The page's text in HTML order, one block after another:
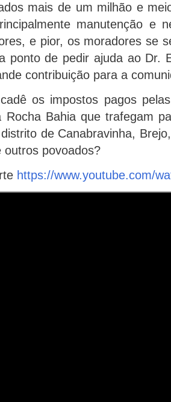
mais de um milhão e
manutenção e
e pior, os moradores se
ponto de pedir ajuda ao Dr.
contribuição para a
os impostos pagos
Rocha Bahia que trafegam
de Canabravinha,
outros povoados?
https://www.youtube.com/